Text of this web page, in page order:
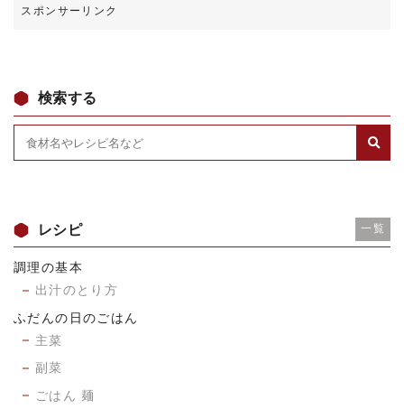
検索する
レシピ 一覧
調理の基本
出汁のとり方
ふだんの日のごはん
主菜
副菜
ごはん 麺